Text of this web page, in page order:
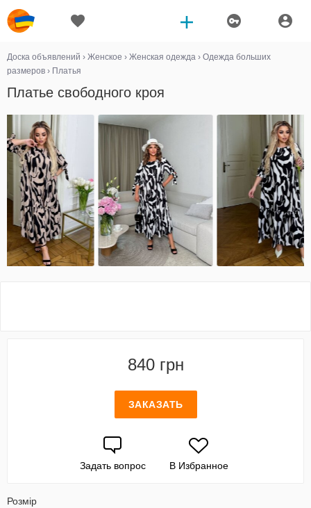
Доска объявлений › Женское › Женская одежда › Одежда больших
размеров › Платья
Платье свободного кроя
840 грн
ЗАКАЗАТЬ
Задать вопрос В Избранное
Розмір